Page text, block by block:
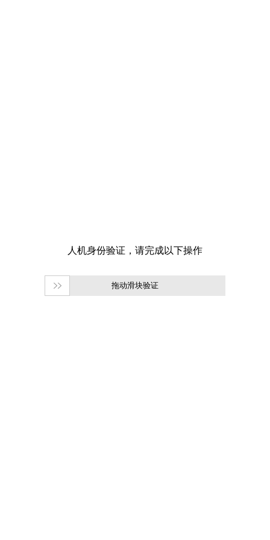
拖动滑块验证